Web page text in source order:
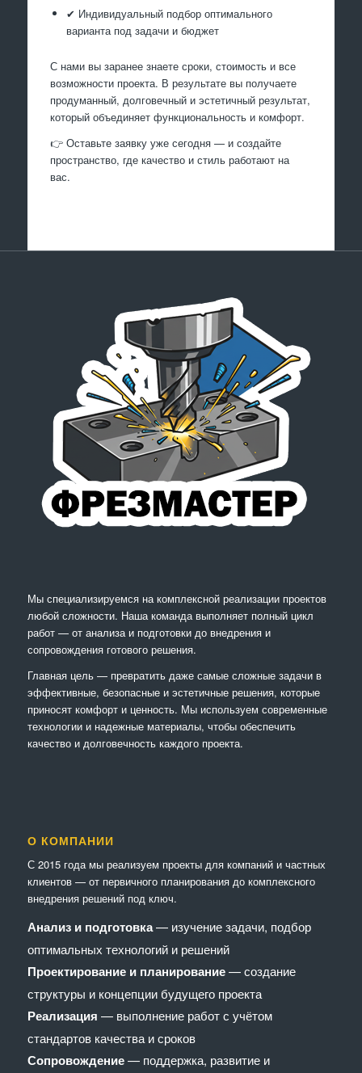
✔ Индивидуальный подбор оптимального
варианта под задачи и бюджет
С нами вы заранее знаете сроки, стоимость и все
возможности проекта. В результате вы получаете
продуманный, долговечный и эстетичный результат,
который объединяет функциональность и комфорт.
👉 Оставьте заявку уже сегодня — и создайте
пространство, где качество и стиль работают на
вас.
Мы специализируемся на комплексной реализации проектов
любой сложности. Наша команда выполняет полный цикл
работ — от анализа и подготовки до внедрения и
сопровождения готового решения.
Главная цель — превратить даже самые сложные задачи в
эффективные, безопасные и эстетичные решения, которые
приносят комфорт и ценность. Мы используем современные
технологии и надежные материалы, чтобы обеспечить
качество и долговечность каждого проекта.
О КОМПАНИИ
С 2015 года мы реализуем проекты для компаний и частных
клиентов — от первичного планирования до комплексного
внедрения решений под ключ.
Анализ и подготовка— изучение задачи, подбор
оптимальных технологий и решений
Проектирование и планирование— создание
структуры и концепции будущего проекта
Реализация — выполнение работ с учётом
стандартов качества и сроков
Сопровождение— поддержка, развитие и